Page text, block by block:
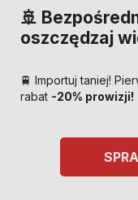
🚢
oszczędzaj
🚆 Importuj taniej!
rabat -20% prowizji!